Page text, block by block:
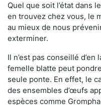
Quel que soit l’état dans
en trouvez chez vous, le
au mieux de nous
exterminer.
Il n’est pas conseillé
femelle blatte peut
seule ponte. En effet, le
des ensembles d’œufs
espèces comme